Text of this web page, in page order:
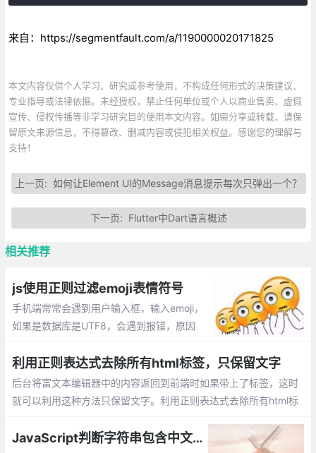
来自：https://segmentfault.com/a/1190000020171825
本文内容仅供个人学习、研究或参考使用，不构成任何形式的决策建议、
专业指导或法律依据。未经授权，禁止任何单位或个人以商业售卖、虚假
宣传、侵权传播等非学习研究目的使用本文内容。如需分享或转载，请保
留原文来源信息，不得篡改、删减内容或侵犯相关权益。感谢您的理解与
支持！
上一页:如何让Element UI的Message消息提示每次只弹出一个？
下一页: Flutter中Dart语言概述
相关推荐
js使用正则过滤emoji表情符号
手机端常常会遇到用户输入框，输入emoji，
如果是数据库是UTF8，会遇到报错，原因
字节。Emoji表情是4个字节，而Mysql的utf
8编码最多3个字节，所以数据插不进去。
利用正则表达式去除所有html标签，只保留文字
后台将富文本编辑器中的内容返回到前端时如果带上了标签，这时
就可以利用这种方法只保留文字。利用正则表达式去除所有html标
JavaScript判断字符串包含中文字符的方法总结